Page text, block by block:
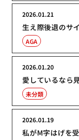
生え際後退のサ
2026.01.21
AGA
愛しているなら
2026.01.20
未分類
私がM字はげを
2026.01.19